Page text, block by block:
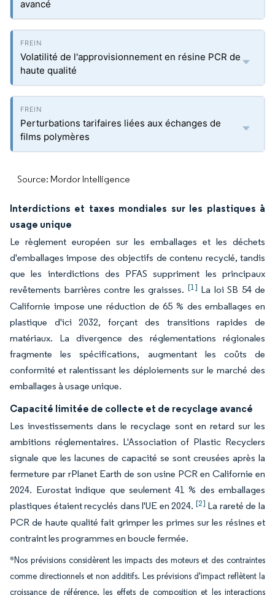
avancé
Volatilité de l'approvisionnement en résine PCR de
haute qualité
Perturbations tarifaires liées aux échanges de
films polymères
Source: Mordor Intelligence
Interdictions et taxes mondiales sur les plastiques à
usage unique
Le règlement européen sur les emballages et les déchets
d'emballages impose des objectifs de contenu recyclé, tandis
que les interdictions des PFAS suppriment les principaux
revêtements barrières contre les graisses. [1] La loi SB 54 de
Californie impose une réduction de 65 % des emballages en
plastique d'ici 2032, forçant des transitions rapides de
matériaux. La divergence des réglementations régionales
fragmente les spécifications, augmentant les coûts de
conformité et ralentissant les déploiements sur le marché des
emballages à usage unique.
Capacité limitée de collecte et de recyclage avancé
Les investissements dans le recyclage sont en retard sur les
ambitions réglementaires. L'Association of Plastic Recyclers
signale que les lacunes de capacité se sont creusées après la
fermeture par rPlanet Earth de son usine PCR en Californie en
2024. Eurostat indique que seulement 41 % des emballages
plastiques étaient recyclés dans l'UE en 2024. [2] La rareté de la
PCR de haute qualité fait grimper les primes sur les résines et
contraint les programmes en boucle fermée.
*Nos prévisions considèrent les impacts des moteurs et des contraintes
comme directionnels et non additifs. Les prévisions d'impact reflètent la
croissance de référence, les effets de composition et les interactions